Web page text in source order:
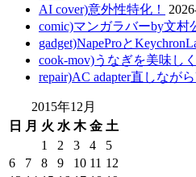
AI cover)意外性特化！
comic)マンガラバーby文村
gadget)NapeProと
cook-mov)うなぎを美味し
repair)AC adapter直しなが
2015年12月
日
月 火 水 木 金 土
1
2 3 4
5
6
7 8 9 10 11 12